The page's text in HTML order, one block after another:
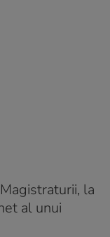
la
al unui